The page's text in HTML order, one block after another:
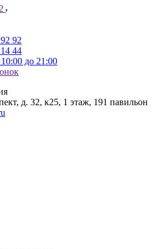
92
44
до 21:00
д. 32, к25, 1 этаж, 191 павильон